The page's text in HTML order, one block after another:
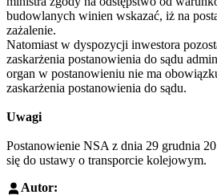
budowlanych winien wskazać, iż na
zażalenie.
Natomiast w dyspozycji inwestora
zaskarżenia postanowienia do sądu
organ w postanowieniu nie ma
zaskarżenia postanowienia do sądu.
Uwagi
Postanowienie NSA z dnia 29 grudnia
się do ustawy o transporcie kolejowym.
Autor: